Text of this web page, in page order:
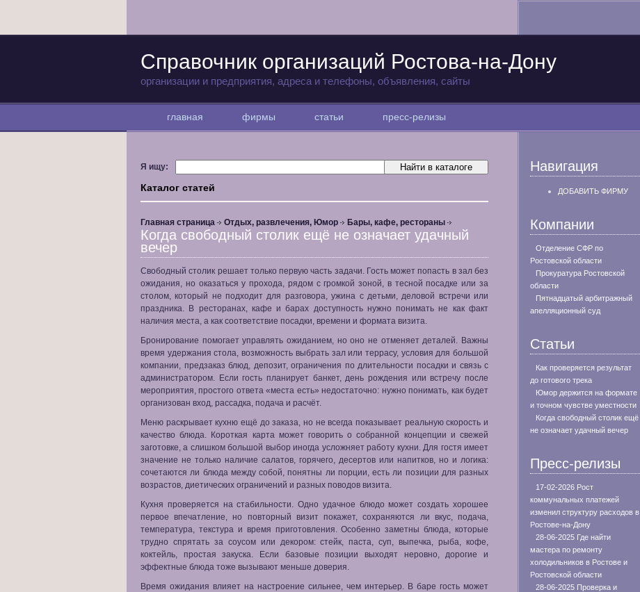
Справочник организаций Ростова-на-Дону
организации и предприятия, адреса и телефоны, объявления, сайты
главная фирмы статьи пресс-релизы
Я ищу:
Каталог статей
Главная страница Отдых, развлечения, Юмор Бары, кафе, рестораны
Когда свободный столик ещё не означает удачный
вечер
Свободный столик решает только первую часть задачи. Гость может попасть в зал без
ожидания, но оказаться у прохода, рядом с громкой зоной, в тесной посадке или за
столом, который не подходит для разговора, ужина с детьми, деловой встречи или
праздника. В ресторанах, кафе и барах доступность нужно понимать не как факт
наличия места, а как соответствие посадки, времени и формата визита.
Бронирование помогает управлять ожиданием, но оно не отменяет деталей. Важны
время удержания стола, возможность выбрать зал или террасу, условия для большой
компании, предзаказ блюд, депозит, ограничения по длительности посадки и связь с
администратором. Если гость планирует банкет, день рождения или встречу после
мероприятия, простого ответа «места есть» недостаточно: нужно понимать, как будет
организован вход, рассадка, подача и расчёт.
Меню раскрывает кухню ещё до заказа, но не всегда показывает реальную скорость и
качество блюда. Короткая карта может говорить о собранной концепции и свежей
заготовке, а слишком большой выбор иногда усложняет работу кухни. Для гостя имеет
значение не только наличие салатов, горячего, десертов или напитков, но и логика:
сочетаются ли блюда между собой, понятны ли порции, есть ли позиции для разных
возрастов, диетических ограничений и разных поводов визита.
Кухня проверяется на стабильности. Одно удачное блюдо может создать хорошее
первое впечатление, но повторный визит покажет, сохраняются ли вкус, подача,
температура, текстура и время приготовления. Особенно заметны блюда, которые
трудно спрятать за соусом или декором: стейк, паста, суп, выпечка, рыба, кофе,
коктейль, простая закуска. Если базовые позиции выходят неровно, дорогие и
эффектные блюда тоже вызывают меньше доверия.
Время ожидания влияет на настроение сильнее, чем интерьер. В баре гость может
Навигация
ДОБАВИТЬ ФИРМУ
Компании
Отделение СФР по
Ростовской области
Прокуратура Ростовской
области
Пятнадцатый арбитражный
апелляционный суд
Статьи
Как проверяется результат
до готового трека
Юмор держится на формате
и точном чувстве уместности
Когда свободный столик ещё
не означает удачный вечер
Пресс-релизы
17-02-2026 Рост
коммунальных платежей
изменил структуру расходов в
Ростове-на-Дону
28-06-2025 Где найти
мастера по ремонту
холодильников в Ростове и
Ростовской области
28-06-2025 Проверка и